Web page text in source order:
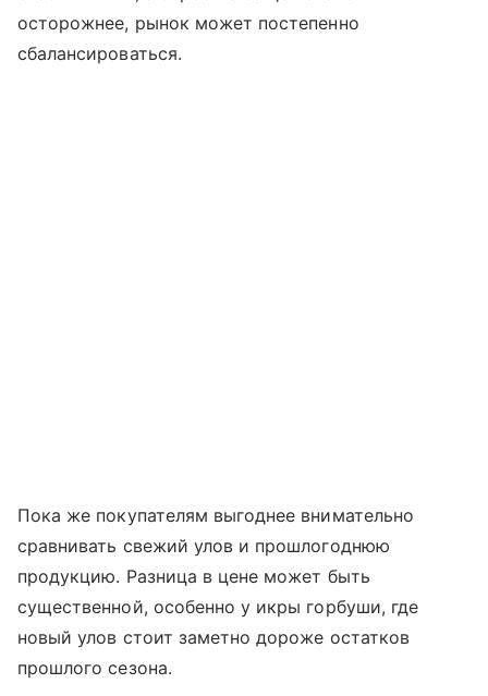
осторожнее, рынок может постепенно
сбалансироваться.
Пока же покупателям выгоднее внимательно
сравнивать свежий улов и прошлогоднюю
продукцию. Разница в цене может быть
существенной, особенно у икры горбуши, где
новый улов стоит заметно дороже остатков
прошлого сезона.